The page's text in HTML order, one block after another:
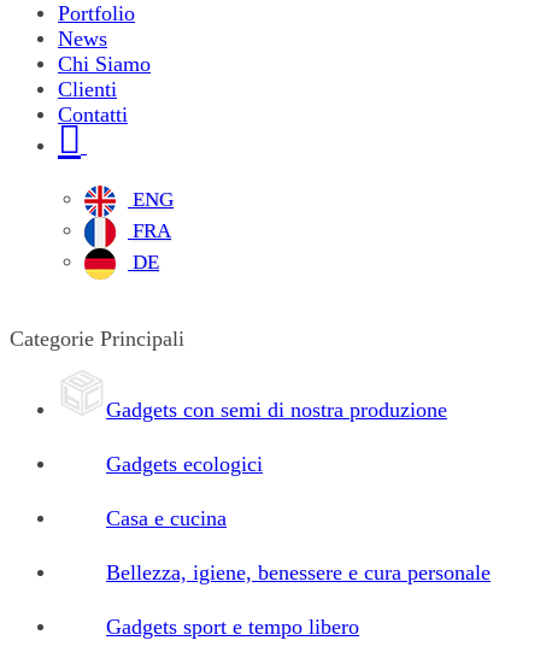
Portfolio
News
Chi Siamo
Clienti
Contatti
ENG
FRA
DE
Categorie Principali
Gadgets con semi di nostra produzione
Gadgets ecologici
Casa e cucina
Bellezza, igiene, benessere e cura personale
Gadgets sport e tempo libero